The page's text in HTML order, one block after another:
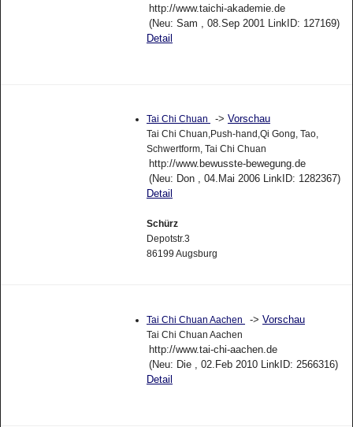
http://www.taichi-akademie.de
(Neu: Sam , 08.Sep 2001 LinkID: 127169)
Detail
Tai Chi Chuan -> Vorschau
Tai Chi Chuan,Push-hand,Qi Gong, Tao,
Schwertform, Tai Chi Chuan
http://www.bewusste-bewegung.de
(Neu: Don , 04.Mai 2006 LinkID: 1282367)
Detail
Schürz
Depotstr.3
86199 Augsburg
Tai Chi Chuan Aachen -> Vorschau
Tai Chi Chuan Aachen
http://www.tai-chi-aachen.de
(Neu: Die , 02.Feb 2010 LinkID: 2566316)
Detail